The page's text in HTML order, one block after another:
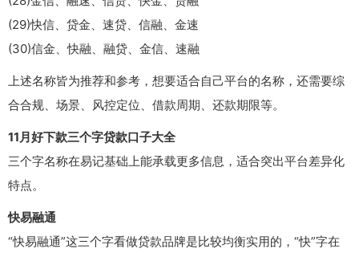
(29)快信、贷金、速贷、信融、金速
(30)信金、快融、融贷、金信、速融
上述名称皆为推荐和参考，想要适合自己平台的名称，还需要综
合合规、场景、风控定位、借款周期、还款期限等。
11月好下款三个字贷款口子大全
三个字名称在易记基础上能承载更多信息，适合突出平台差异化
特点。
快易融通
“快易融通”这三个字看做贷款品牌是比较均衡实用的，“快”字在